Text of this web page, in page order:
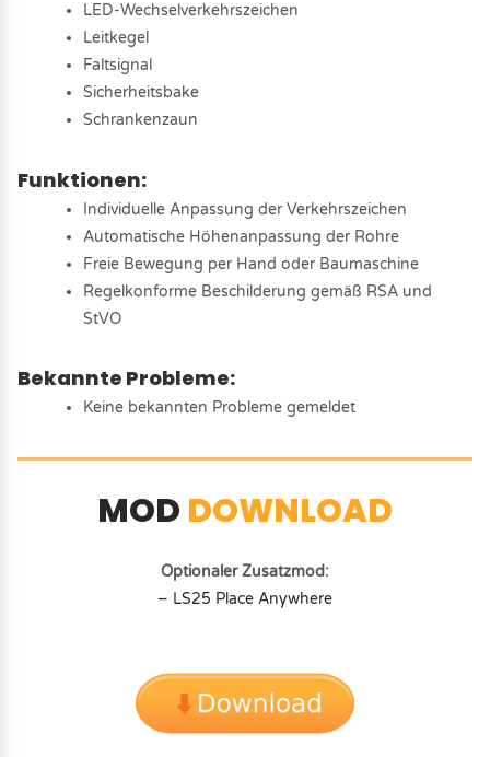
LED-Wechselverkehrszeichen
Leitkegel
Faltsignal
Sicherheitsbake
Schrankenzaun
Funktionen:
Individuelle Anpassung der Verkehrszeichen
Automatische Höhenanpassung der Rohre
Freie Bewegung per Hand oder Baumaschine
Regelkonforme Beschilderung gemäß RSA und
StVO
Bekannte Probleme:
Keine bekannten Probleme gemeldet
MOD DOWNLOAD
Optionaler Zusatzmod:
– LS25 Place Anywhere